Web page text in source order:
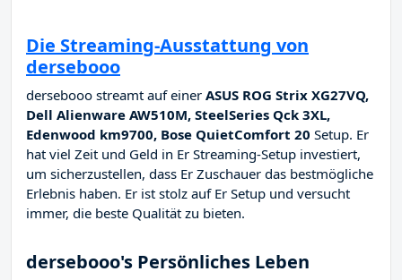
Die Streaming-Ausstattung von
dersebooo
dersebooo streamt auf einer ASUS ROG Strix XG27VQ,
Dell Alienware AW510M, SteelSeries Qck 3XL,
Edenwood km9700, Bose QuietComfort 20 Setup. Er
hat viel Zeit und Geld in Er Streaming-Setup investiert,
um sicherzustellen, dass Er Zuschauer das bestmögliche
Erlebnis haben. Er ist stolz auf Er Setup und versucht
immer, die beste Qualität zu bieten.
dersebooo's Persönliches Leben